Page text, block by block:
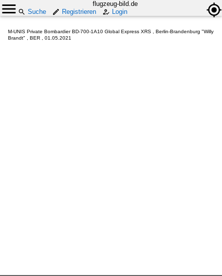
flugzeug-bild.de
Suche
Registrieren Login
M-UNIS Private Bombardier BD-700-1A10 Global Express XRS , Berlin-Brandenburg "Willy
Brandt" , BER , 01.05.2021